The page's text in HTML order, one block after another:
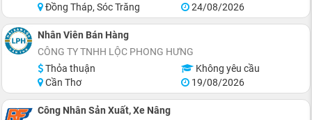
Đồng Tháp, Sóc Trăng
24/08/2026
Nhân Viên Bán Hàng
CÔNG TY TNHH LỘC PHONG HƯNG
Thỏa thuận
Không yêu cầu
Cần Thơ
19/08/2026
Công Nhân Sản Xuất, Xe Nâng